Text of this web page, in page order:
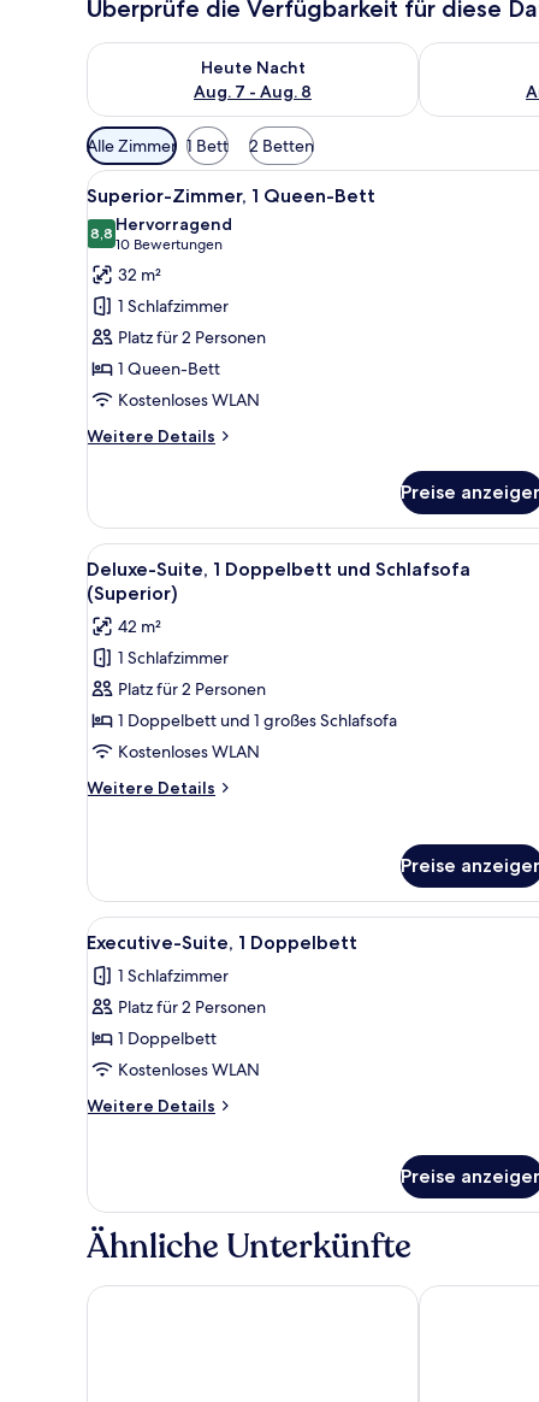
Überprüfe die Verfügbarkeit für diese
Heute Nacht
Aug. 7 - Aug. 8
Überprüfe die Verfügbarkeit für heute Nacht, Aug. 7
Überprüfe
Verfügbare
Filter
für
Zimmer
Alle Zimmer 1 Bett 2 Betten
Alle
Fotos
für
Superior-
Zimmer,
Queen-
Bett
anzeigen
Ein modernes Schlafzimmer
4
Superior-Zimmer, 1 Queen-Bett
8,88,8 von 10
Hervorragend
10 Bewertungen
(10
Bewertungen)
32 m²
1 Schlafzimmer
Platz für 2 Personen
1 Queen-Bett
Kostenloses WLAN
Weitere Details
Weitere
Zimmer,
Queen-
Bett
Preise
Alle
Fotos
für
Deluxe-
Suite,
1 Doppelbett
und
Schlafsofa
(Superior)
anzeigen
Ein modernes Zimmer mit
7
Deluxe-Suite, 1 Doppelbett und Schlafsofa
(Superior)
42 m²
1 Schlafzimmer
Platz für 2 Personen
1 Doppelbett und 1 großes Schlafsofa
Kostenloses WLAN
Weitere Details
Weitere
1 Doppelbett
und
Schlafsofa
Preise
Alle
Fotos
für
Executive-
Suite,
1
Doppelbett
anzeigen
Executive-Suite, 1
6
Executive-Suite, 1 Doppelbett
1 Schlafzimmer
Platz für 2 Personen
1 Doppelbett
Kostenloses WLAN
Weitere Details
Weitere
Doppelbett
Preise
Ähnliche Unterkünfte
Mercure Belo Horizonte Lourdes HotelHoliday Inn